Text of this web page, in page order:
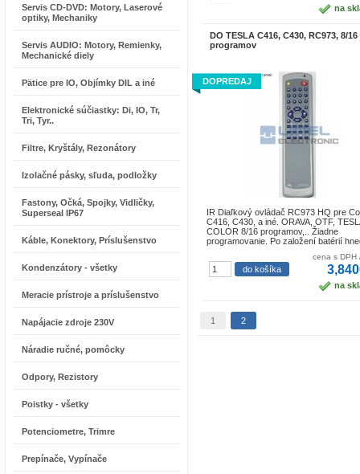
Servis CD-DVD: Motory, Laserové
optiky, Mechaniky
Servis AUDIO: Motory, Remienky,
Mechanické diely
Pätice pre IO, Objímky DIL a iné
Elektronické súčiastky: Di, IO, Tr,
Tri, Tyr..
Filtre, Kryštály, Rezonátory
Izolačné pásky, sľuda, podložky
Fastony, Očká, Spojky, Vidličky,
Superseal IP67
Káble, Konektory, Príslušenstvo
Kondenzátory - všetky
Meracie prístroje a príslušenstvo
Napájacie zdroje 230V
Náradie ručné, pomôcky
Odpory, Rezistory
Poistky - všetky
Potenciometre, Trimre
Prepínače, Vypínače
na
DO TESLA C416, C430, RC973, 8/16
programov
DOPREDAJ
IR Diaľkový ovládač RC973 HQ pre
C416, C430, a iné. ORAVA, OTF,
COLOR 8/16 programov,.. Žiadne
programovanie. Po založení batérií
cena s DPH
na
1 2